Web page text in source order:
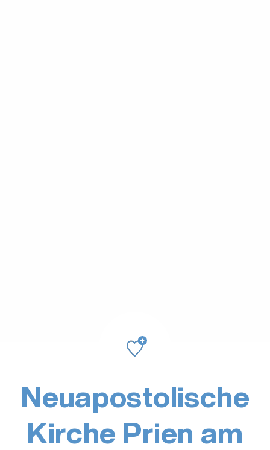
Neuapostolische
Kirche Prien am